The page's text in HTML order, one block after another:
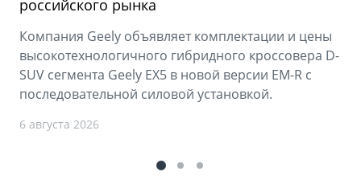
российского рынка
Компания Geely объявляет комплектации и цены
высокотехнологичного гибридного кроссовера D-
SUV сегмента Geely EX5 в новой версии EM-R с
последовательной силовой установкой.
6 августа 2026